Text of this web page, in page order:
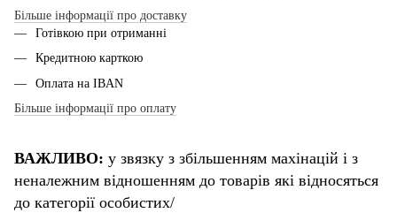
Більше інформації про доставку
Готівкою при отриманні
Кредитною карткою
Оплата на IBAN
Більше інформації про оплату
ВАЖЛИВО: у звязку з збільшенням махінацій і з
неналежним відношенням до товарів які відносяться
до категорії особистих/